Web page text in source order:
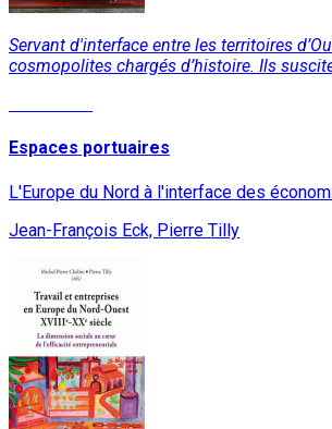
Servant d'interface entre les territoires
cosmopolites chargés d’histoire. Ils
Espaces portuaires
L'Europe du Nord à l'interface des
Jean-François Eck, Pierre Tilly